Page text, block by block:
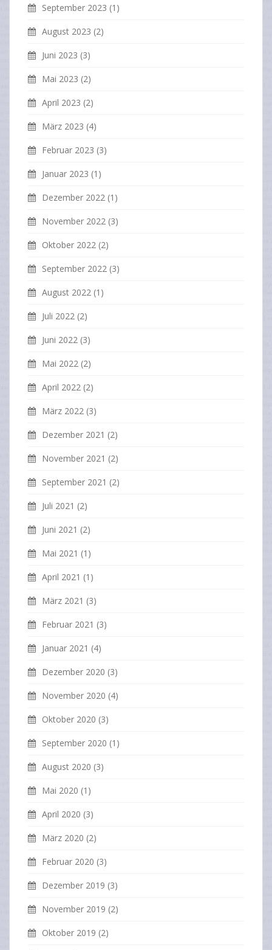
September 2023 (1)
August 2023 (2)
Juni 2023 (3)
Mai 2023 (2)
April 2023 (2)
März 2023 (4)
Februar 2023 (3)
Januar 2023 (1)
Dezember 2022 (1)
November 2022 (3)
Oktober 2022 (2)
September 2022 (3)
August 2022 (1)
Juli 2022 (2)
Juni 2022 (3)
Mai 2022 (2)
April 2022 (2)
März 2022 (3)
Dezember 2021 (2)
November 2021 (2)
September 2021 (2)
Juli 2021 (2)
Juni 2021 (2)
Mai 2021 (1)
April 2021 (1)
März 2021 (3)
Februar 2021 (3)
Januar 2021 (4)
Dezember 2020 (3)
November 2020 (4)
Oktober 2020 (3)
September 2020 (1)
August 2020 (3)
Mai 2020 (1)
April 2020 (3)
März 2020 (2)
Februar 2020 (3)
Dezember 2019 (3)
November 2019 (2)
Oktober 2019 (2)